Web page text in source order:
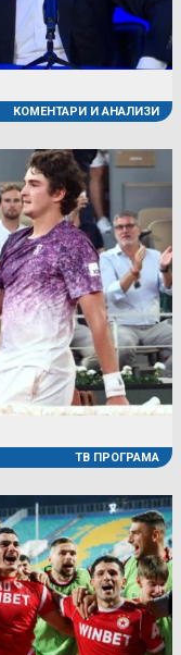
КОМЕНТАРИ И АНАЛИЗИ
ТВ ПРОГРАМА